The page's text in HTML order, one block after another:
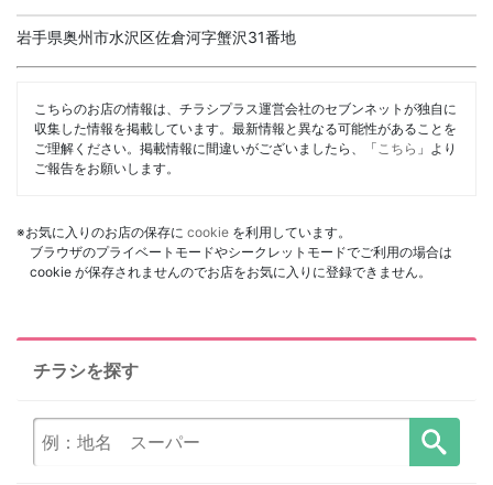
岩手県奥州市水沢区佐倉河字蟹沢31番地
こちらのお店の情報は、チラシプラス運営会社のセブンネットが独自に
収集した情報を掲載しています。最新情報と異なる可能性があることを
ご理解ください。掲載情報に間違いがございましたら、「 こちら 」より
ご報告をお願いします。
※お気に入りのお店の保存に cookie を利用しています。
ブラウザのプライベートモードやシークレットモードでご利用の場合は
cookie が保存されませんのでお店をお気に入りに登録できません。
チラシを探す